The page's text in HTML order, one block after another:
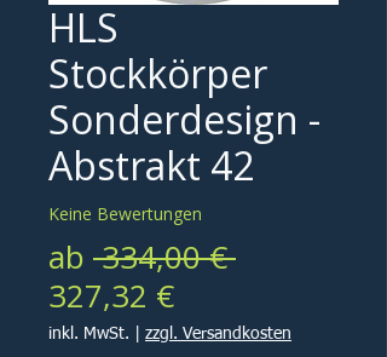
HLS
Stockkörper
Sonderdesign -
Abstrakt 42
Keine Bewertungen
ab 334,00 €
327,32 €Sale-
Preis
inkl. MwSt. zzgl. Versandkosten